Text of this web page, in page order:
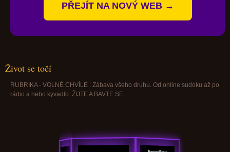
PŘEJÍT NA NOVÝ WEB →
Život se točí
RUBRIKA - VOLNÉ CHVÍLE : Zábava všeho druhu. Od online sudoku až po
rádio a nebo kyvadlo. ŽIJTE A BAVTE SE.